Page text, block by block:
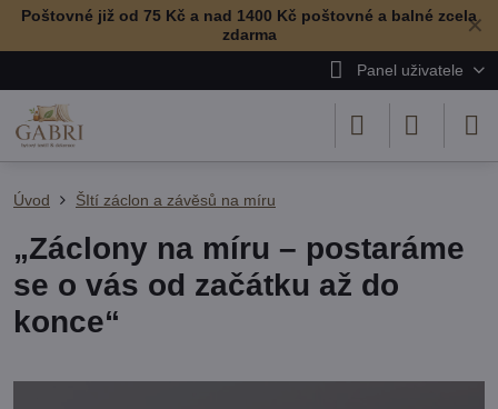
✕
Poštovné již od 75 Kč a nad 1400 Kč poštovné a balné zcela
zdarma
Panel uživatele
Úvod ŠItí záclon a závěsů na míru
„Záclony na míru – postaráme
se o vás od začátku až do
konce“